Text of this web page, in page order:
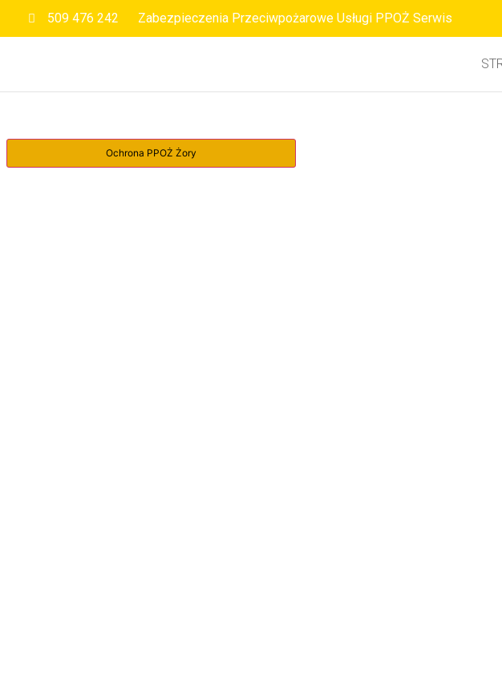
509 476 242 Zabezpieczenia Przeciwpożarowe Usługi PPOŻ Serwis